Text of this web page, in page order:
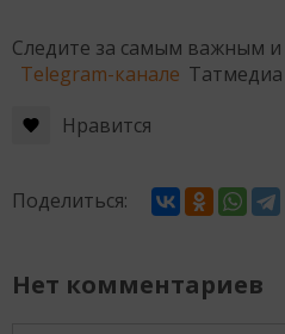
Следите за самым важным
Telegram-канале Татмедиа
Нравится
Поделиться:
Нет комментариев